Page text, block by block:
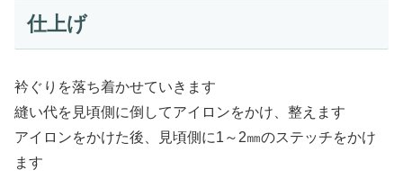
仕上げ
衿ぐりを落ち着かせていきます
縫い代を見頃側に倒してアイロンをかけ、整えます
アイロンをかけた後、見頃側に1～2㎜のステッチをかけ
ます